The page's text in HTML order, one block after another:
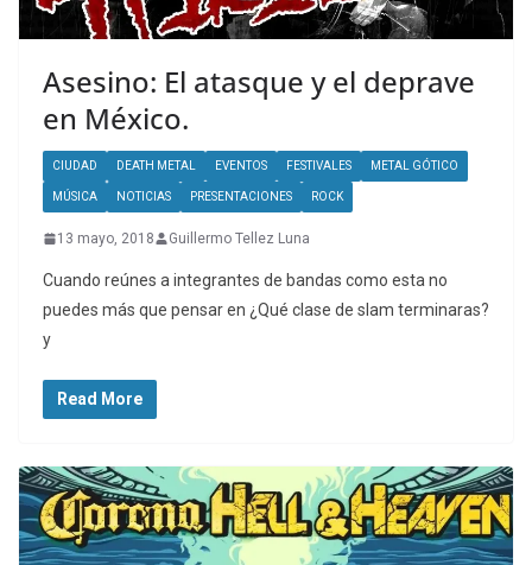
Asesino: El atasque y el deprave
en México.
CIUDAD DEATH METAL EVENTOS FESTIVALES METAL GÓTICO
MÚSICA NOTICIAS PRESENTACIONES ROCK
13 mayo, 2018 Guillermo Tellez Luna
Cuando reúnes a integrantes de bandas como esta no
puedes más que pensar en ¿Qué clase de slam terminaras?
y
Read More